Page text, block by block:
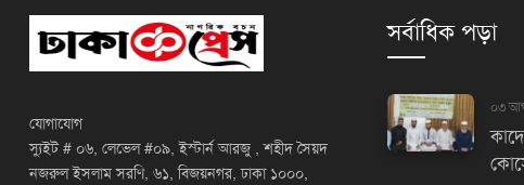
যোগাযোগ
স্যুইট # ০৬, লেভেল #০৯, ইস্টার্ন আরজু , শহীদ সৈয়দ
নজরুল ইসলাম সরণি, ৬১, বিজয়নগর, ঢাকা ১০০০,
সর্বাধিক পড়া
০৩